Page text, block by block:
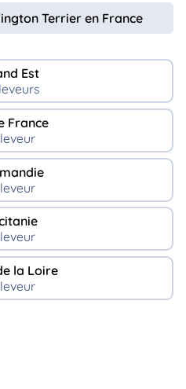
Terrier en France
Est
France
la Loire